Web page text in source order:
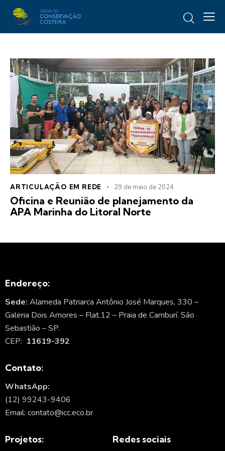
ARTICULAÇÃO EM REDE 29 de maio de 2024
Oficina e Reunião de planejamento da
APA Marinha do Litoral Norte
Endereço:
Sede: Alameda Patriarca Antônio José Marques, 330 –
Galeria Dois Amores – Flat.12 – Praia de Camburí. São
Sebastião – SP.
CEP: 11619-392
Contato:
WhatsApp:
(12) 99243-9406
Email: contato@icc.eco.br
Projetos: Redes sociais